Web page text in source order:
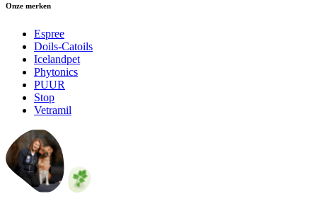
Onze merken
Espree
Doils-Catoils
Icelandpet
Phytonics
PUUR
Stop
Vetramil